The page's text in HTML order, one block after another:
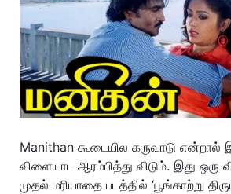
Manithan கூடையில கருவாடு என்றால்
விளையாட ஆரம்பித்து விடும். இது ஒரு
முதல் மரியாதை படத்தில் ‘பூங்காற்று